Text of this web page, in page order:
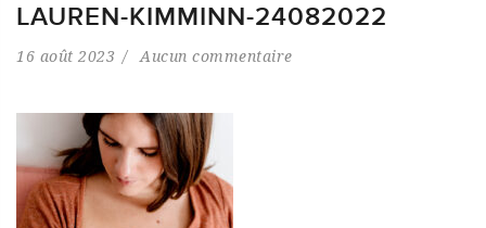
LAUREN-KIMMINN-24082022
16 août 2023 Aucun commentaire